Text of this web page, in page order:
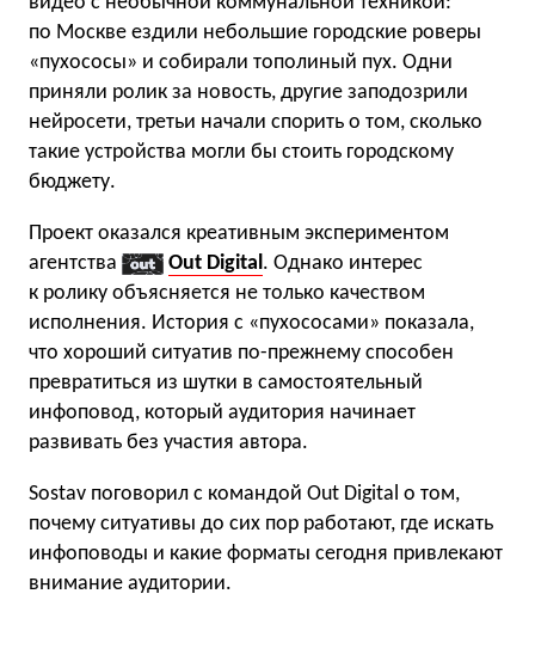
по Москве ездили небольшие городские роверы
«пухососы» и собирали тополиный пух. Одни
приняли ролик за новость, другие заподозрили
нейросети, третьи начали спорить о том, сколько
такие устройства могли бы стоить городскому
бюджету.
Проект оказался креативным экспериментом
агентства
Out Digital. Однако интерес
к ролику объясняется не только качеством
исполнения. История с «пухососами» показала,
что хороший ситуатив по-прежнему способен
превратиться из шутки в самостоятельный
инфоповод, который аудитория начинает
развивать без участия автора.
Sostav поговорил с командой Out Digital о том,
почему ситуативы до сих пор работают, где искать
инфоповоды и какие форматы сегодня привлекают
внимание аудитории.